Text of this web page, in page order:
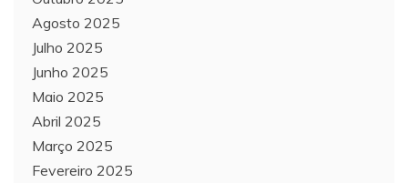
Agosto 2025
Julho 2025
Junho 2025
Maio 2025
Abril 2025
Março 2025
Fevereiro 2025